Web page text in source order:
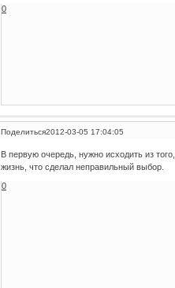
0
Поделиться2012-03-05 17:04:05
В первую очередь, нужно исходить из
жизнь, что сделал неправильный выбор.
0